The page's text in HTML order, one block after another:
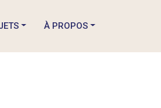
À PROPOS